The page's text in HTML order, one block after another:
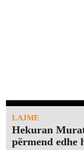
LAJME
Hekuran
përmend edhe